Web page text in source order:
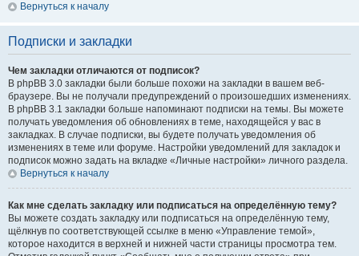
Вернуться к началу
Подписки и закладки
Чем закладки отличаются от подписок?
В phpBB 3.0 закладки были больше похожи на закладки в вашем веб-
браузере. Вы не получали предупреждений о произошедших изменениях.
В phpBB 3.1 закладки больше напоминают подписки на темы. Вы можете
получать уведомления об обновлениях в теме, находящейся у вас в
закладках. В случае подписки, вы будете получать уведомления об
изменениях в теме или форуме. Настройки уведомлений для закладок и
подписок можно задать на вкладке «Личные настройки» личного раздела.
Вернуться к началу
Как мне сделать закладку или подписаться на определённую тему?
Вы можете создать закладку или подписаться на определённую тему,
щёлкнув по соответствующей ссылке в меню «Управление темой»,
которое находится в верхней и нижней части страницы просмотра тем.